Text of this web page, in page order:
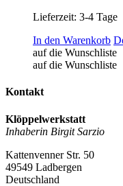
Lieferzeit: 3-4 Tage
In den Warenkorb
auf die Wunschliste
auf die Wunschliste
Kontakt
Klöppelwerkstatt
Inhaberin Birgit Sarzio
Kattenvenner Str. 50
49549 Ladbergen
Deutschland